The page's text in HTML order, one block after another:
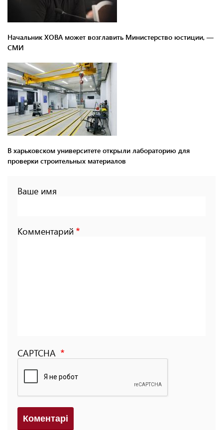
Начальник ХОВА может возглавить Министерство юстиции, —
СМИ
В харьковском университете открыли лабораторию для
проверки строительных материалов
Ваше имя
Комментарий
CAPTCHA
Коментарi